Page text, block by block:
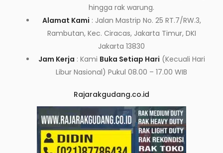
hingga rak warung.
Alamat Kami : Jalan Mastrip No. 25 RT.7/RW.3,
Rambutan, Kec. Ciracas, Jakarta Timur, DKI
Jakarta 13830
Jam Kerja : Kami Buka Setiap Hari (Kecuali Hari
Libur Nasional) Pukul 08.00 – 17.00 WIB
Rajarakgudang.co.id